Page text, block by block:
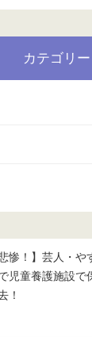
カテゴリー
悲惨！】芸人・
児童養護施設で
！